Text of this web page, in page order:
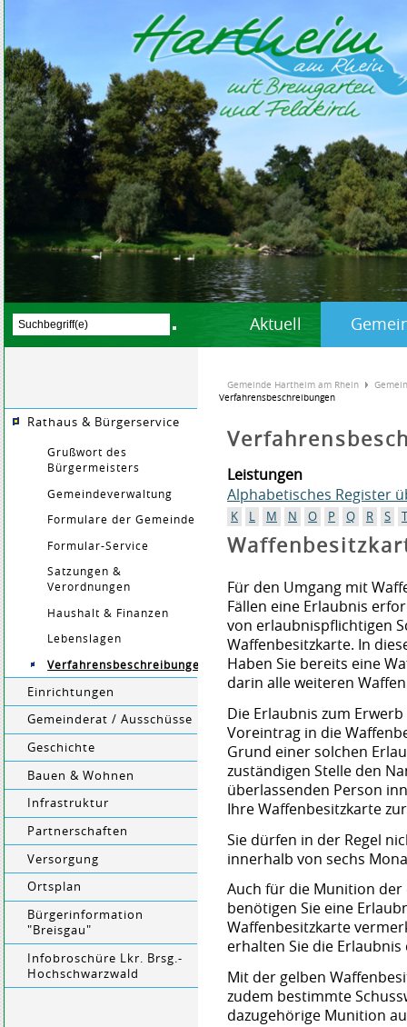
Aktuell
Rathaus & Bürgerservice
Grußwort des
Bürgermeisters
Gemeindeverwaltung
Formulare der Gemeinde
Formular-Service
Satzungen &
Verordnungen
Haushalt & Finanzen
Lebenslagen
Verfahrensbeschreibungen
Einrichtungen
Gemeinderat / Ausschüsse
Geschichte
Bauen & Wohnen
Infrastruktur
Partnerschaften
Versorgung
Ortsplan
Bürgerinformation
"Breisgau"
Infobroschüre Lkr. Brsg.-
Hochschwarzwald
Gemeinde Hartheim am Rhein
Verfahrensbeschreibungen
Leistungen
Alphabetisches Register
K L M N O P Q R S
Für den Umgang mit
Fällen eine Erlaubnis
von erlaubnispflichtigen
Waffenbesitzkarte. In
Haben Sie bereits eine
darin alle weiteren
Die Erlaubnis zum
Voreintrag in die
Grund einer solchen
zuständigen Stelle den
überlassenden Person
Ihre Waffenbesitzkarte
Sie dürfen in der Regel
innerhalb von sechs
Auch für die Munition der
benötigen Sie eine
Waffenbesitzkarte
erhalten Sie die
Mit der gelben
zudem bestimmte
dazugehörige Munition